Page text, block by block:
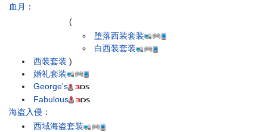
血月 ：
西装套装
(
堕落西装套装
白西装套装
)
婚礼套装
George's
Fabulous
海盗入侵 ：
西域海盗套装